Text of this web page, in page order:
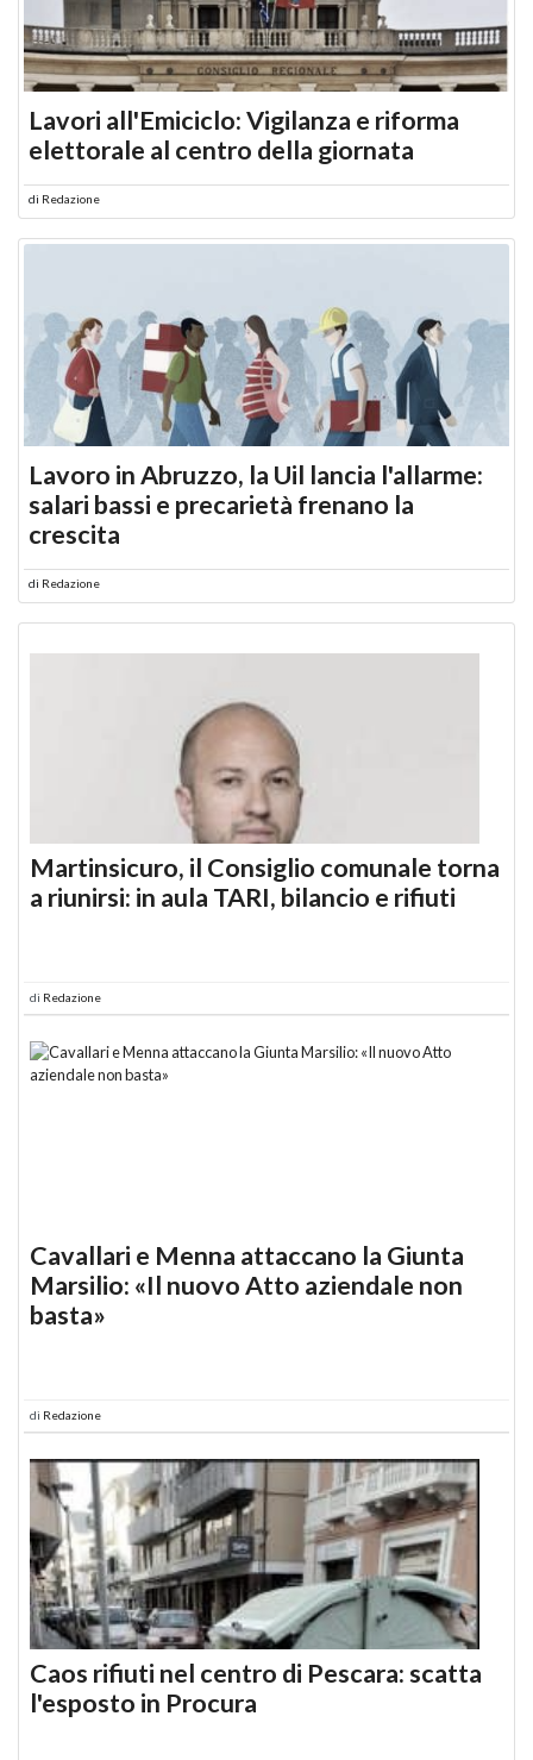
Lavori all'Emiciclo: Vigilanza e riforma
elettorale al centro della giornata
di Redazione
Lavoro in Abruzzo, la Uil lancia l'allarme:
salari bassi e precarietà frenano la
crescita
di Redazione
Martinsicuro, il Consiglio comunale torna
a riunirsi: in aula TARI, bilancio e rifiuti
di Redazione
Cavallari e Menna attaccano la Giunta
Marsilio: «Il nuovo Atto aziendale non
basta»
di Redazione
Caos rifiuti nel centro di Pescara: scatta
l'esposto in Procura